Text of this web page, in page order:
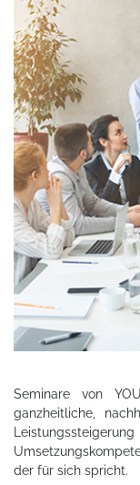
Seminare von
ganzheitliche,
der für sich spricht.